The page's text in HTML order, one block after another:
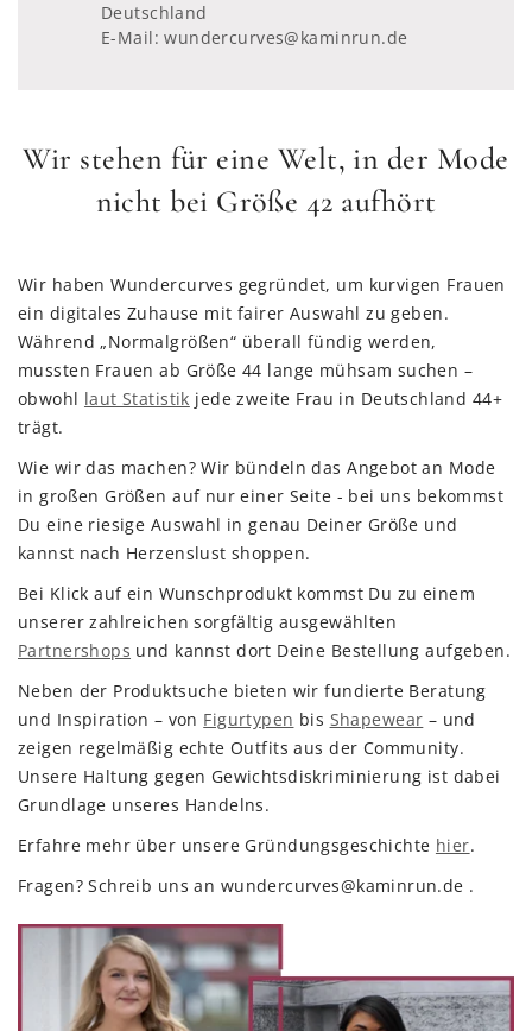
Deutschland
E-Mail:wundercurves@kaminrun.de
Wir stehen für eine Welt, in der Mode
nicht bei Größe 42 aufhört
Wir haben Wundercurves gegründet, um kurvigen Frauen
ein digitales Zuhause mit fairer Auswahl zu geben.
Während „Normalgrößen“ überall fündig werden,
mussten Frauen ab Größe 44 lange mühsam suchen –
obwohl laut Statistik jede zweite Frau in Deutschland 44+
trägt.
Wie wir das machen? Wir bündeln das Angebot an Mode
in großen Größen auf nur einer Seite - bei uns bekommst
Du eine riesige Auswahl in genau Deiner Größe und
kannst nach Herzenslust shoppen.
Bei Klick auf ein Wunschprodukt kommst Du zu einem
unserer zahlreichen sorgfältig ausgewählten
Partnershops und kannst dort Deine Bestellung aufgeben.
Neben der Produktsuche bieten wir fundierte Beratung
und Inspiration – von Figurtypen bis Shapewear – und
zeigen regelmäßig echte Outfits aus der Community.
Unsere Haltung gegen Gewichtsdiskriminierung ist dabei
Grundlage unseres Handelns.
Erfahre mehr über unsere Gründungsgeschichte hier.
Fragen? Schreib uns an wundercurves@kaminrun.de .